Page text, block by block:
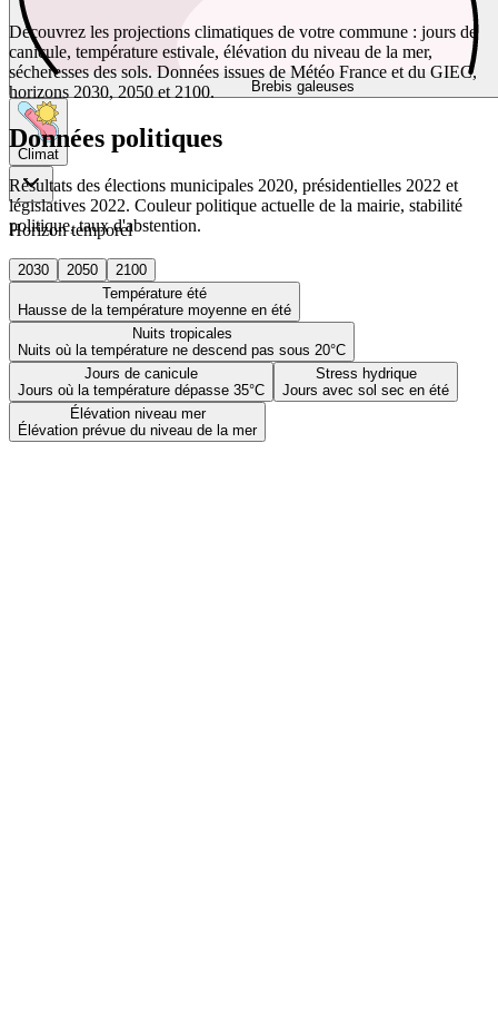
Brebis galeuses
Climat
Horizon temporel
2030 2050
2100
Température été
Hausse de la température moyenne en été
Nuits tropicales
Nuits où la température ne descend pas sous 20°C
Jours de canicule
Jours où la température dépasse 35°C
Stress hydrique
Jours avec sol sec en été
Élévation niveau mer
Élévation prévue du niveau de la mer
Découvrez les projections climatiques de votre commune : jours de
canicule, température estivale, élévation du niveau de la mer,
sécheresses des sols. Données issues de Météo France et du GIEC,
horizons 2030, 2050 et 2100.
Données politiques
Résultats des élections municipales 2020, présidentielles 2022 et
législatives 2022. Couleur politique actuelle de la mairie, stabilité
politique, taux d'abstention.